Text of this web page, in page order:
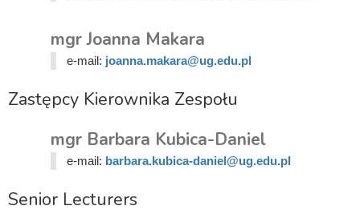
mgr Joanna Makara
e-mail: joanna.makara@ug.edu.pl
Zastępcy Kierownika Zespołu
mgr Barbara Kubica-Daniel
e-mail: barbara.kubica-daniel@ug.edu.pl
Senior Lecturers